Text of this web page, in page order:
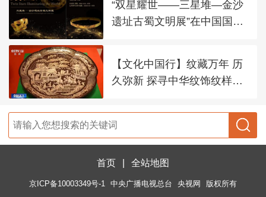
“双星耀世——三星堆—金沙
遗址古蜀文明展”在中国国家
【文化中国行】纹藏万年 历
久弥新 探寻中华纹饰纹样之
首页 全站地图
京ICP备10003349号-1 中央广播电视总台 央视网 版权所有